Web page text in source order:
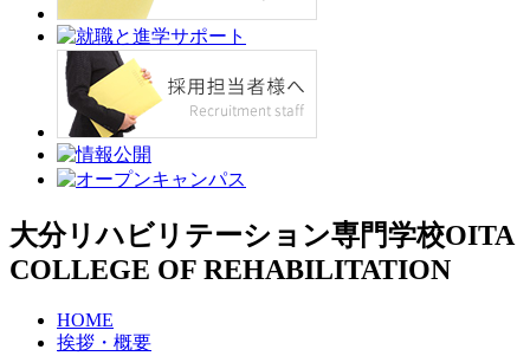
大分リハビリテーション専門学校OITA
COLLEGE OF REHABILITATION
HOME
挨拶・概要